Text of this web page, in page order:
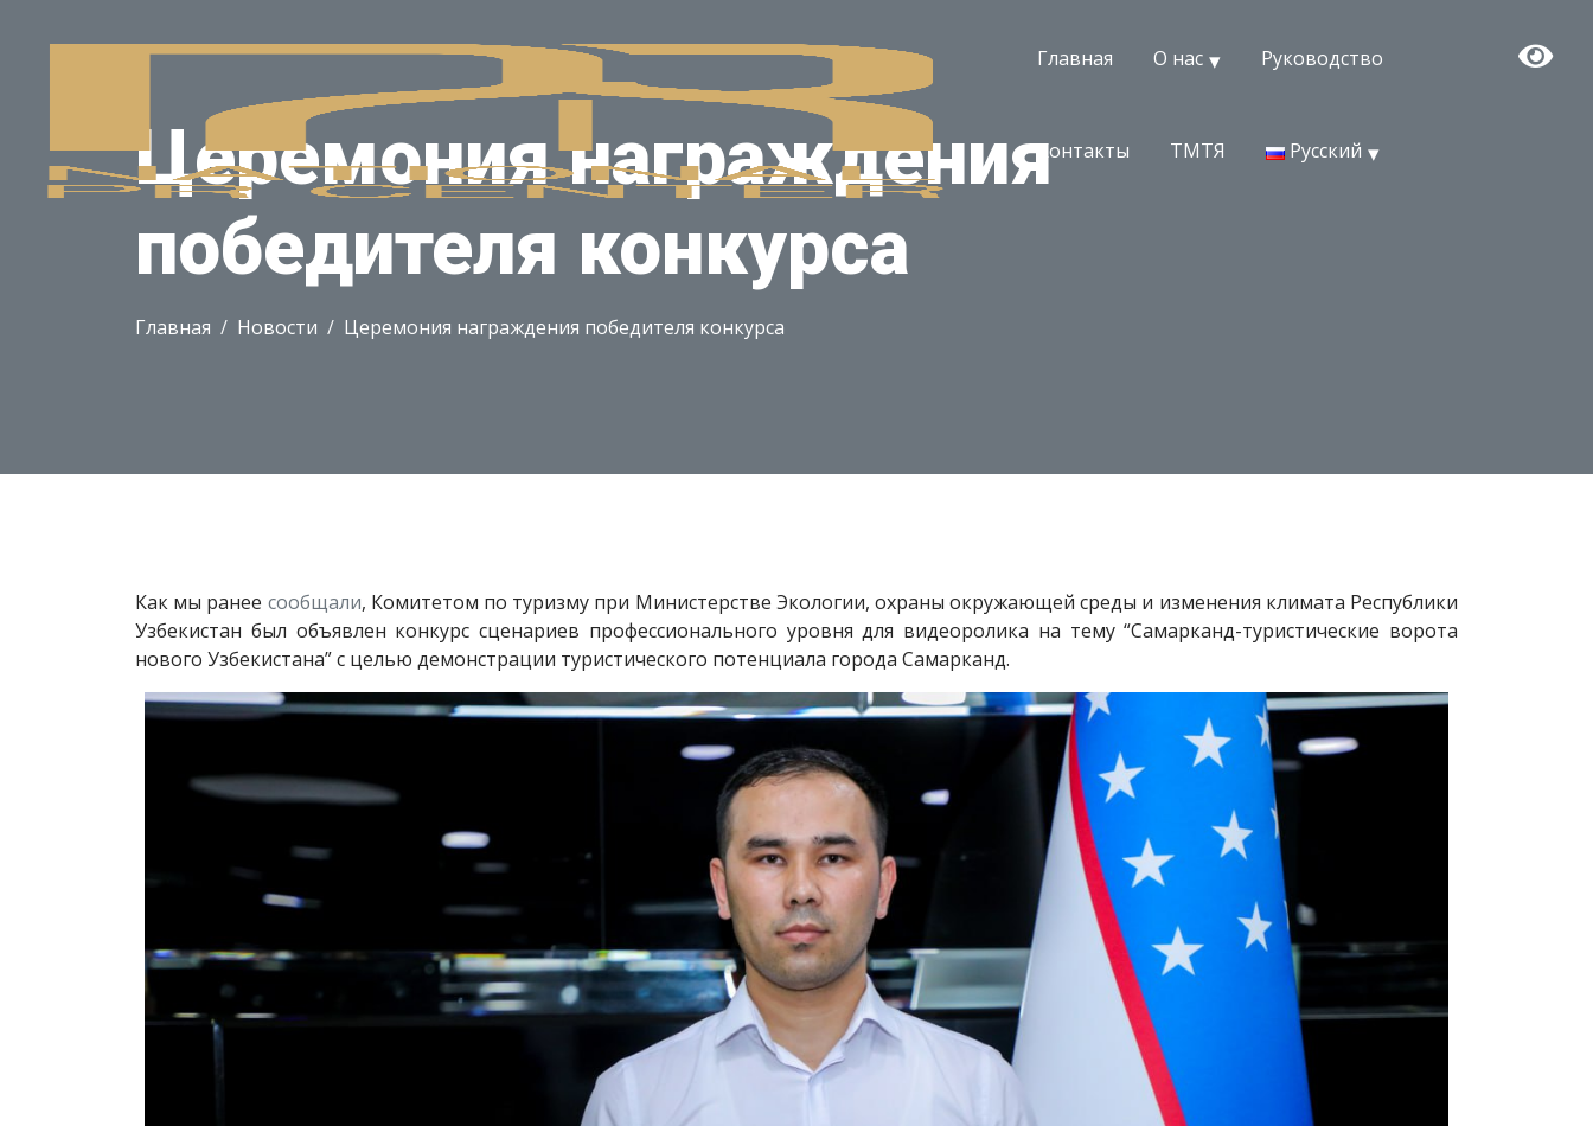
Главная О нас Руководство
Контакты ТМТЯ Русский
Церемония награждения
победителя конкурса
Главная Новости Церемония награждения победителя конкурса
Как мы ранее сообщали, Комитетом по туризму при Министерстве Экологии, охраны окружающей среды и изменения климата Республики
Узбекистан был объявлен конкурс сценариев профессионального уровня для видеоролика на тему “Самарканд-туристические ворота
нового Узбекистана” с целью демонстрации туристического потенциала города Самарканд.